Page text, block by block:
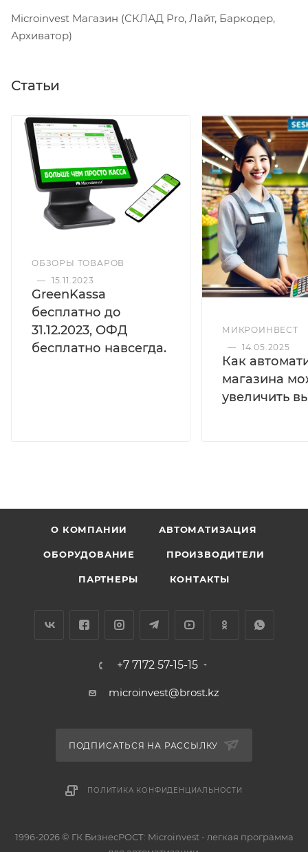
Microinvest Магазин (СКЛАД Pro, Лайт, Баркодер,
Архиватор)
Статьи
ОБЗОРЫ ТОВАРОВ
— 15.11.2023
GreenKassa
бесплатно до
31.12.2023, ОФД
бесплатно навсегда.
МИКРОИНВЕСТ
— 14.05.2025
Как
магазина
увеличить
О КОМПАНИИ АВТОМАТИЗАЦИЯ
ОБОРУДОВАНИЕ ПРОИЗВОДИТЕЛИ
ПАРТНЕРЫ КОНТАКТЫ
+7 7172 57-15-15
microinvest@brost.kz
ПОДПИСАТЬСЯ НА РАССЫЛКУ
ПОЛИТИКА КОНФИДЕНЦИАЛЬНОСТИ
1996-2026 © ГК БизнесРОСТ: Microinvest - легкая программа